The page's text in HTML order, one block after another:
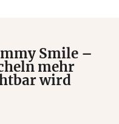
Smile –
mehr
wird